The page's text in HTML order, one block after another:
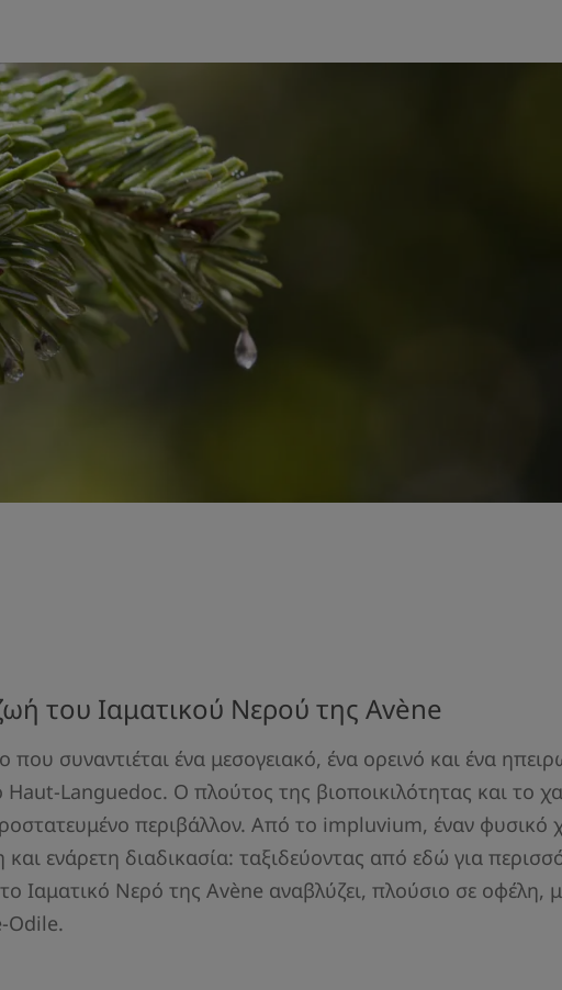
του Ιαματικού Νερού της Avène
συναντιέται ένα μεσογειακό, ένα ορεινό και ένα
Languedoc. Ο πλούτος της βιοποικιλότητας και το
περιβάλλον. Από το impluvium, έναν φυσικό
ενάρετη διαδικασία: ταξιδεύοντας από εδώ για
Ιαματικό Νερό της Avène αναβλύζει, πλούσιο σε οφέλη,
Odile.